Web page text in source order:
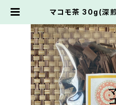
マコモ茶 30g(深